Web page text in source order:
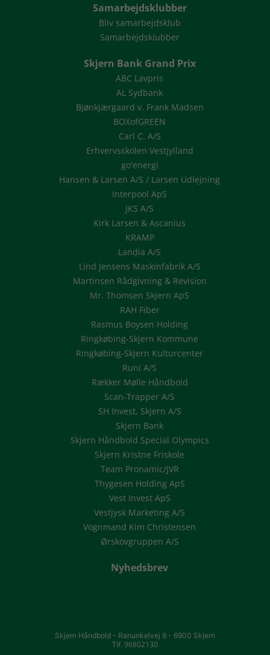
Samarbejdsklubber
Bliv samarbejdsklub
Samarbejdsklubber
Skjern Bank Grand Prix
ABC Lavpris
AL Sydbank
Bjønkjærgaard v. Frank Madsen
BOXofGREEN
Carl C. A/S
Erhvervsskolen Vestjylland
go'energi
Hansen & Larsen A/S / Larsen Udlejning
Interpool ApS
JKS A/S
Kirk Larsen & Ascanius
KRAMP
Landia A/S
Lind Jensens Maskinfabrik A/S
Martinsen Rådgivning & Revision
Mr. Thomsen Skjern ApS
RAH Fiber
Rasmus Boysen Holding
Ringkøbing-Skjern Kommune
Ringkøbing-Skjern Kulturcenter
Runi A/S
Rækker Mølle Håndbold
Scan-Trapper A/S
SH Invest, Skjern A/S
Skjern Bank
Skjern Håndbold Special Olympics
Skjern Kristne Friskole
Team Pronamic/JVR
Thygesen Holding ApS
Vest Invest ApS
Vestjysk Marketing A/S
Vognmand Kim Christensen
Ørskovgruppen A/S
Nyhedsbrev
Skjern Håndbold - Ranunkelvej 9 - 6900 Skjern
Tlf. 96802130